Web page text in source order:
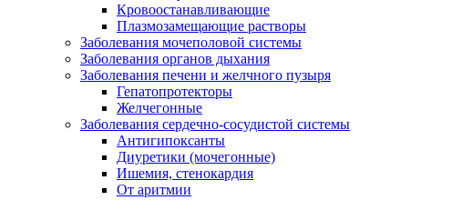
Кровоостанавливающие
Плазмозамещающие растворы
Заболевания мочеполовой системы
Заболевания органов дыхания
Заболевания печени и желчного пузыря
Гепатопротекторы
Желчегонные
Заболевания сердечно-сосудистой системы
Антигипоксанты
Диуретики (мочегонные)
Ишемия, стенокардия
От аритмии